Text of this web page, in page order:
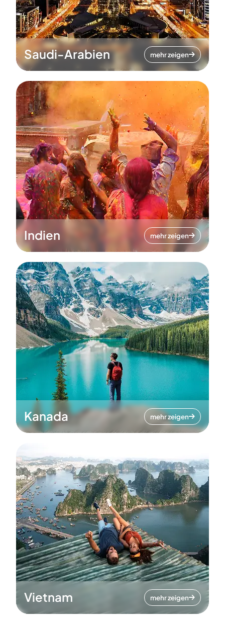
Saudi-Arabien mehr zeigen
Indien mehr zeigen
Kanada mehr zeigen
Vietnam mehr zeigen